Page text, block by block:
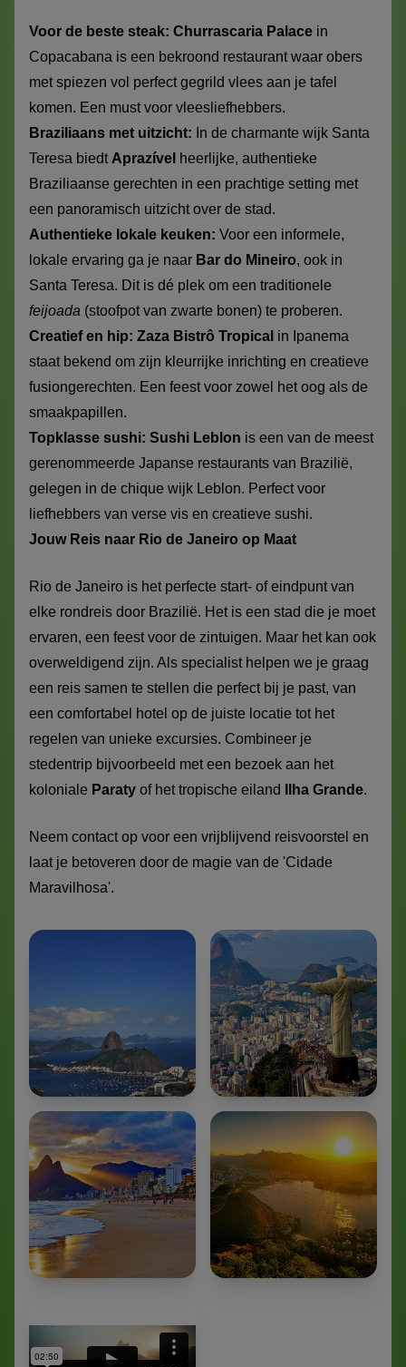
Voor de beste steak: Churrascaria Palace in
Copacabana is een bekroond restaurant waar obers
met spiezen vol perfect gegrild vlees aan je tafel
komen. Een must voor vleesliefhebbers.
Braziliaans met uitzicht: In de charmante wijk Santa
Teresa biedt Aprazível heerlijke, authentieke
Braziliaanse gerechten in een prachtige setting met
een panoramisch uitzicht over de stad.
Authentieke lokale keuken: Voor een informele,
lokale ervaring ga je naar Bar do Mineiro, ook in
Santa Teresa. Dit is dé plek om een traditionele
feijoada (stoofpot van zwarte bonen) te proberen.
Creatief en hip: Zaza Bistrô Tropical in Ipanema
staat bekend om zijn kleurrijke inrichting en creatieve
fusiongerechten. Een feest voor zowel het oog als de
smaakpapillen.
Topklasse sushi: Sushi Leblon is een van de meest
gerenommeerde Japanse restaurants van Brazilië,
gelegen in de chique wijk Leblon. Perfect voor
liefhebbers van verse vis en creatieve sushi.
Jouw Reis naar Rio de Janeiro op Maat
Rio de Janeiro is het perfecte start- of eindpunt van
elke rondreis door Brazilië. Het is een stad die je moet
ervaren, een feest voor de zintuigen. Maar het kan ook
overweldigend zijn. Als specialist helpen we je graag
een reis samen te stellen die perfect bij je past, van
een comfortabel hotel op de juiste locatie tot het
regelen van unieke excursies. Combineer je
stedentrip bijvoorbeeld met een bezoek aan het
koloniale Paraty of het tropische eiland Ilha Grande.
Neem contact op voor een vrijblijvend reisvoorstel en
laat je betoveren door de magie van de 'Cidade
Maravilhosa'.